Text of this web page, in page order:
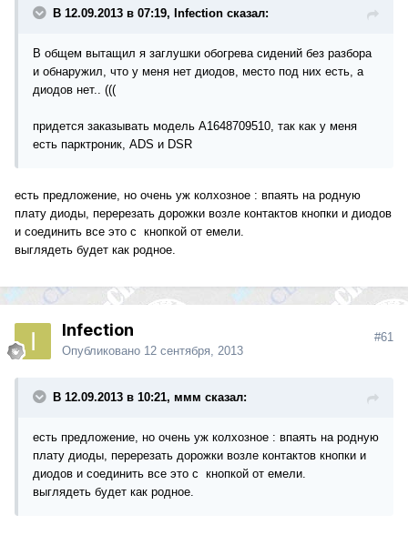
В 12.09.2013 в 07:19, Infection сказал:
В общем вытащил я заглушки обогрева сидений без разбора
и обнаружил, что у меня нет диодов, место под них есть, а
диодов нет.. (((
придется заказывать модель A1648709510, так как у меня
есть парктроник, ADS и DSR
есть предложение, но очень уж колхозное : впаять на родную
плату диоды, перерезать дорожки возле контактов кнопки и диодов
и соединить все это с кнопкой от емели.
выглядеть будет как родное.
Infection
Опубликовано 12 сентября, 2013
#61
В 12.09.2013 в 10:21, ммм сказал:
есть предложение, но очень уж колхозное : впаять на родную
плату диоды, перерезать дорожки возле контактов кнопки и
диодов и соединить все это с кнопкой от емели.
выглядеть будет как родное.